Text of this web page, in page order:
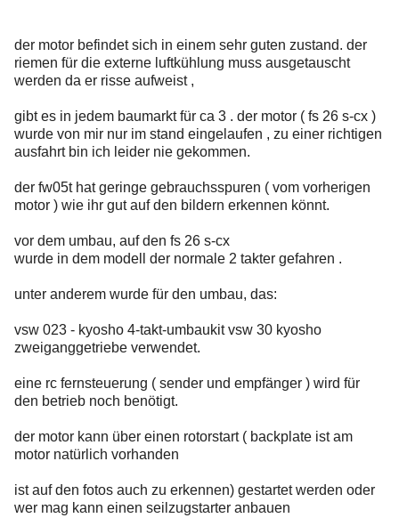
der motor befindet sich in einem sehr guten zustand. der
riemen für die externe luftkühlung muss ausgetauscht
werden da er risse aufweist ,
gibt es in jedem baumarkt für ca 3 . der motor ( fs 26 s-cx )
wurde von mir nur im stand eingelaufen , zu einer richtigen
ausfahrt bin ich leider nie gekommen.
der fw05t hat geringe gebrauchsspuren ( vom vorherigen
motor ) wie ihr gut auf den bildern erkennen könnt.
vor dem umbau, auf den fs 26 s-cx
wurde in dem modell der normale 2 takter gefahren .
unter anderem wurde für den umbau, das:
vsw 023 - kyosho 4-takt-umbaukit vsw 30 kyosho
zweiganggetriebe verwendet.
eine rc fernsteuerung ( sender und empfänger ) wird für
den betrieb noch benötigt.
der motor kann über einen rotorstart ( backplate ist am
motor natürlich vorhanden
ist auf den fotos auch zu erkennen) gestartet werden oder
wer mag kann einen seilzugstarter anbauen